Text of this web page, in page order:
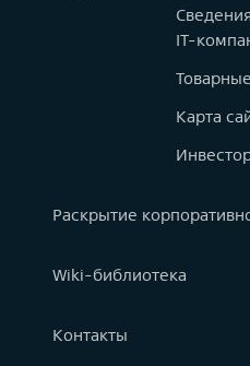
IT-
Карта
Раскрытие
Wiki-библиотека
Контакты